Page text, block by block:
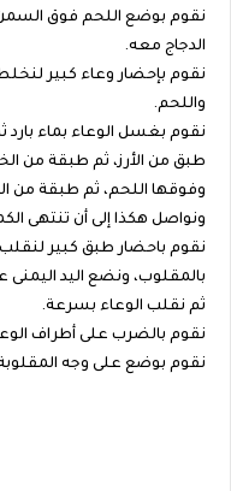
نقوم بوضع اللحم فوق
الدجاج معه.
نقوم بإحضار وعاء كبير
واللحم.
نقوم بغسل الوعاء بماء
طبق من الأرز، ثم طبقة من
وفوقها اللحم، ثم طبقة من
ونواصل هكذا إلى أن تنتهى
نقوم باحضار طبق كبير
بالمقلوب، ونضع اليد
ثم نقلب الوعاء بسرعة.
نقوم بالضرب على أطراف
نقوم بوضع على وجه